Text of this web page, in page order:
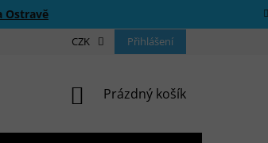
Ostravě
PRODEJNY KONTAKTY
CZK Přihlášení
NÁKUPNÍ KOŠÍK
Prázdný košík